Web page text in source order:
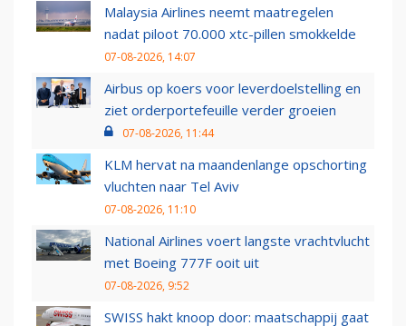
Malaysia Airlines neemt maatregelen
nadat piloot 70.000 xtc-pillen smokkelde
07-08-2026, 14:07
Airbus op koers voor leverdoelstelling en
ziet orderportefeuille verder groeien
07-08-2026, 11:44
KLM hervat na maandenlange opschorting
vluchten naar Tel Aviv
07-08-2026, 11:10
National Airlines voert langste vrachtvlucht
met Boeing 777F ooit uit
07-08-2026, 9:52
SWISS hakt knoop door: maatschappij gaat